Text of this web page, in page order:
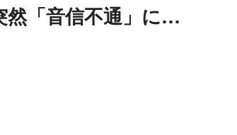
然「音信不通」に…